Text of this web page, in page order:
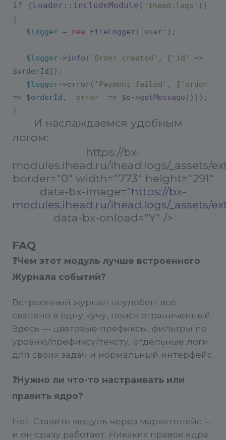
if (Loader :: includeModule ( 'ihead.logs' ))
{
$logger = new FileLogger ( 'user' );
$logger->info ( 'Order created' , [ 'id'
=>
$orderId]);
$logger->error ( 'Payment failed' , [ 'order'
=> $orderId , 'error' => $e ->getMessage ()]);
}
И наслаждаемся удобным
логом:
https://bx-
modules.ihead.ru/ihead.logs/_assets/
border="0" width="773" height="291"
data-bx-image="https://bx-
modules.ihead.ru/ihead.logs/_assets/
data-bx-onload="Y" />
FAQ
❓Чем этот модуль лучше встроенного
Журнала событий?
Встроенный журнал неудобен: всё
свалено в одну кучу, поиск ограниченный.
Здесь — цветовые префиксы, фильтры по
уровню/префиксу/тексту, отдельные логи
для своих задач и нормальный интерфейс.
❓Нужно ли что-то настраивать или
править ядро?
Нет. Ставите модуль через маркетплейс —
и он сразу работает. Никаких правок ядра.